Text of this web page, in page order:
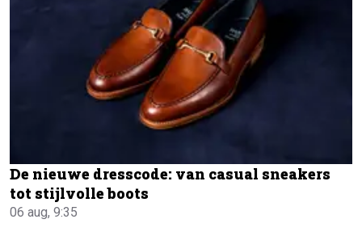
De nieuwe dresscode: van casual sneakers
tot stijlvolle boots
06 aug, 9:35